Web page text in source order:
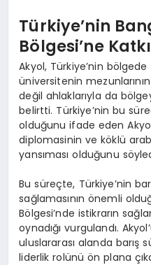
Türkiye’nin
Bölgesi’ne
Akyol, Türkiye’nin
üniversitenin
değil ahlaklarıyla da
belirtti. Türkiye’nin bu
olduğunu ifade eden
diplomasinin ve köklü
yansıması olduğunu
Bu süreçte, Türkiye’nin
sağlamasının önemli
Bölgesi’nde istikrarın
oynadığı vurgulandı.
uluslararası alanda barış
liderlik rolünü ön plana